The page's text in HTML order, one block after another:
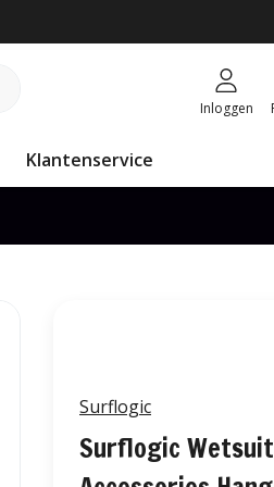
Inloggen
Klantenservice
Surflogic
Surflogic Wetsuit